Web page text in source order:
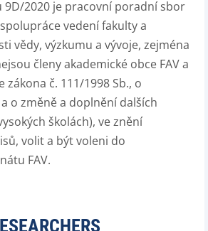
9D/2020 je pracovní poradní sbor
vedení fakulty a
vědy, výzkumu a vývoje, zejména
členy akademické obce FAV a
č. 111/1998 Sb., o
o změně a doplnění dalších
školách), ve znění
volit a být voleni do
FAV.